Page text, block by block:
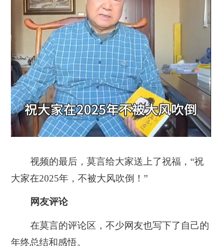
视频的最后，莫言给大家送上了祝福， “祝
大家在2025年，不被大风吹倒！”
网友评论
在莫言的评论区，不少网友也写下了自己的
年终总结和感悟。